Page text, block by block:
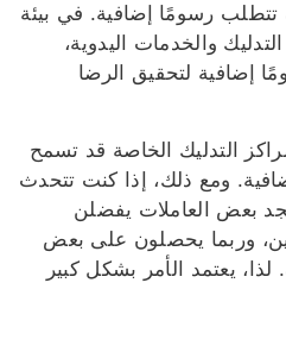
رسومًا إضافية. في بيئة
والخدمات اليدوية،
إضافية لتحقيق الرضا
التدليك الخاصة قد تسمح
ومع ذلك، إذا كنت تتحدث
بعض العاملات يفضلن
وربما يحصلون على بعض
لذا، يعتمد الأمر بشكل كبير